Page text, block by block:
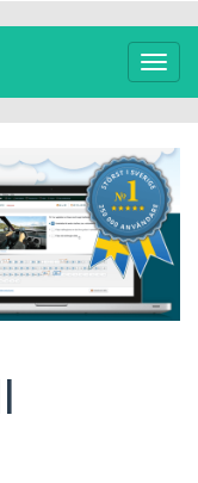
Växla